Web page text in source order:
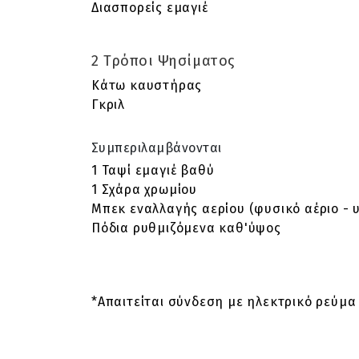
Διασπορείς εμαγιέ
2 Τρόποι Ψησίματος
Κάτω καυστήρας
Γκριλ
Συμπεριλαμβάνονται
1 Ταψί εμαγιέ βαθύ
1 Σχάρα χρωμίου
Μπεκ εναλλαγής αερίου (φυσικό αέριο -
Πόδια ρυθμιζόμενα καθ'ύψος
*Απαιτείται σύνδεση με ηλεκτρικό ρεύμα